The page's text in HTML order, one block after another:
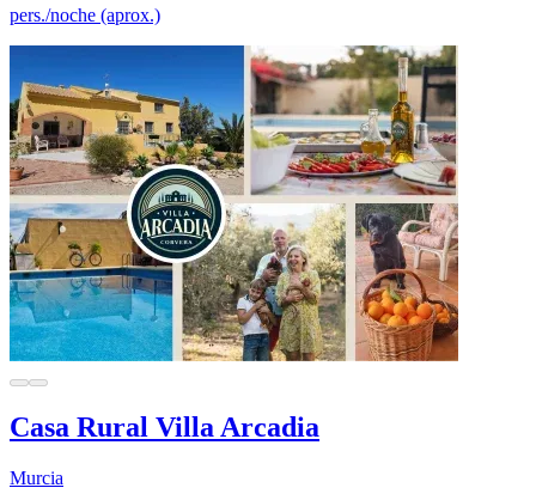
pers./noche (aprox.)
Casa Rural Villa Arcadia
Murcia